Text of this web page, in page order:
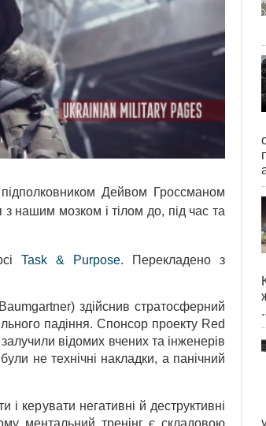
Дейвом Гроссманом
нашим мозком і тілом до, під час та
Task & Purpose. Перекладено з
здійснив стратосферний
падіння. Спонсор проекту Red
відомих вчених та інженерів
не технічні накладки, а панічний
керувати негативні й деструктивні